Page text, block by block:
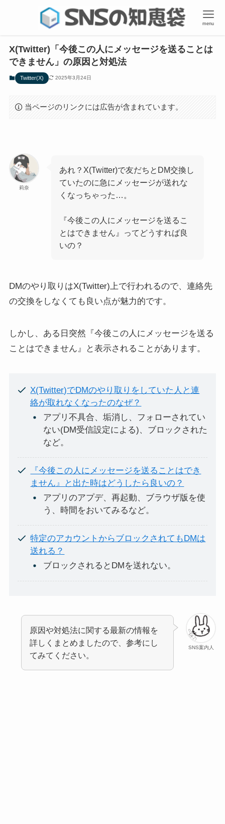
menu
X(Twitter)「今後この人にメッセージを送ることは
できません」の原因と対処法
Twitter(X) 2025年3月24日
当ページのリンクには広告が含まれています。
莉奈
あれ？X(Twitter)で友だちとDM交換し
ていたのに急にメッセージが送れな
くなっちゃった…。
『今後この人にメッセージを送るこ
とはできません』ってどうすれば良
いの？
DMのやり取りはX(Twitter)上で行われるので、連絡先
の交換をしなくても良い点が魅力的です。
しかし、ある日突然『今後この人にメッセージを送る
ことはできません』と表示されることがあります。
X(Twitter)でDMのやり取りをしていた人と連
絡が取れなくなったのなぜ？
アプリ不具合、垢消し、フォローされてい
ない(DM受信設定による)、ブロックされた
など。
『今後この人にメッセージを送ることはでき
ません』と出た時はどうしたら良いの？
アプリのアプデ、再起動、ブラウザ版を使
う、時間をおいてみるなど。
特定のアカウントからブロックされてもDMは
送れる？
ブロックされるとDMを送れない。
SNS案内人
原因や対処法に関する最新の情報を
詳しくまとめましたので、参考にし
てみてください。